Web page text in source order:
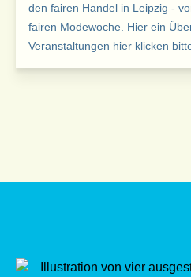
den fairen Handel in Leipzig -
fairen Modewoche. Hier ein
Veranstaltungen hier klicken